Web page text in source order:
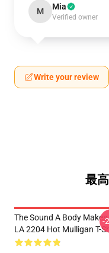
M Mia
Verified owner
Write your review
最
The Sound A Body Makes
LA 2204 Hot Mulligan T-
-